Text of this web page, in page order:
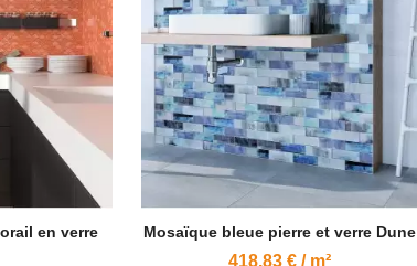
en verre
Mosaïque bleue pierre et verre Dune
418.83 € / m²